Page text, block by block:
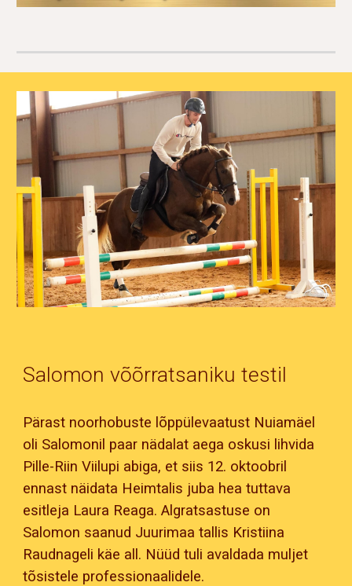
Salomon võõrratsaniku testil
Pärast noorhobuste lõppülevaatust Nuiamäel
oli Salomonil paar nädalat aega oskusi lihvida
Pille-Riin Viilupi abiga, et siis 12. oktoobril
ennast näidata Heimtalis juba hea tuttava
esitleja Laura Reaga. Algratsastuse on
Salomon saanud Juurimaa tallis Kristiina
Raudnageli käe all. Nüüd tuli avaldada muljet
tõsistele professionaalidele.